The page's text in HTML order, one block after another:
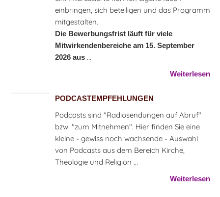
einbringen, sich beteiligen und das Programm
mitgestalten.
Die Bewerbungsfrist läuft für viele
Mitwirkendenbereiche am 15. September
2026 aus ...
Weiterlesen
PODCASTEMPFEHLUNGEN
Podcasts sind "Radiosendungen auf Abruf"
bzw. "zum Mitnehmen". Hier finden Sie eine
kleine - gewiss noch wachsende - Auswahl
von Podcasts aus dem Bereich Kirche,
Theologie und Religion ...
Weiterlesen